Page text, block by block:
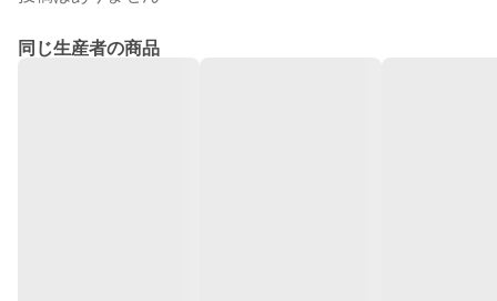
同じ生産者の商品